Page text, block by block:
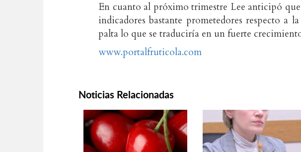
En cuanto al próximo trimestre Lee anticipó que
indicadores bastante prometedores respecto a
palta lo que se traduciría en un fuerte
www.portalfruticola.com
Noticias Relacionadas